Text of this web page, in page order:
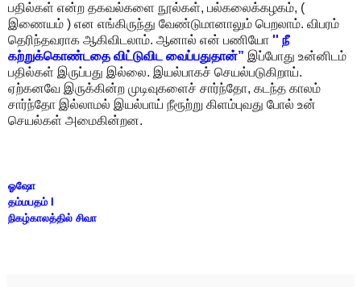
பதில்கள் என்ற தகவல்களை நூல்கள், பல்கலைக்கழகம், (
இணையம் ) என எங்கிருந்து வேண்டுமானாலும் பெறலாம். விபரம்
தெரிந்தவராக ஆகிவிடலாம். ஆனால் என் பணியோ '' நீ
கற்றுக்கொண்டதை விட்டுவிட வைப்பதுதான்” இப்போது உன்னிடம்
பதில்கள் இருப்பது இல்லை. இயல்பாகச் செயல்படுகிறாய்.
ஏற்கனவே இருக்கின்ற முடிவுகளைச் சார்ந்தோ, கடந்த காலம்
சார்ந்தோ இல்லாமல் இயல்பாய் நீரூற்று கிளம்புவது போல் உன்
செயல்கள் அமைகின்றன.
ஓஷோ
தம்மபதம் I
நிகழ்காலத்தில் சிவா